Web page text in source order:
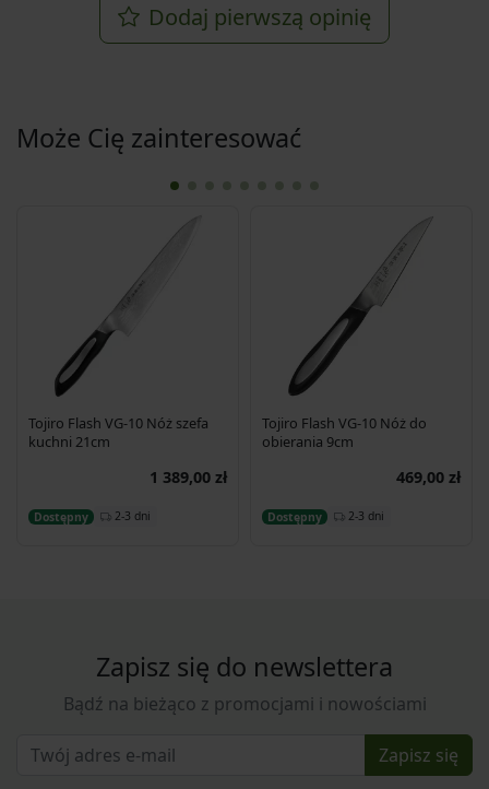
Dodaj pierwszą opinię
Może Cię zainteresować
Tojiro Flash VG-10 Nóż szefa
kuchni 21cm
1 389,00 zł
Dostępny 2-3 dni
Dodaj do koszyka
Tojiro Flash VG-10 Nóż do
obierania 9cm
469,00 zł
Dostępny 2-3 dni
Dodaj do koszyka
Zapisz się do newslettera
Bądź na bieżąco z promocjami i nowościami
Zapisz się